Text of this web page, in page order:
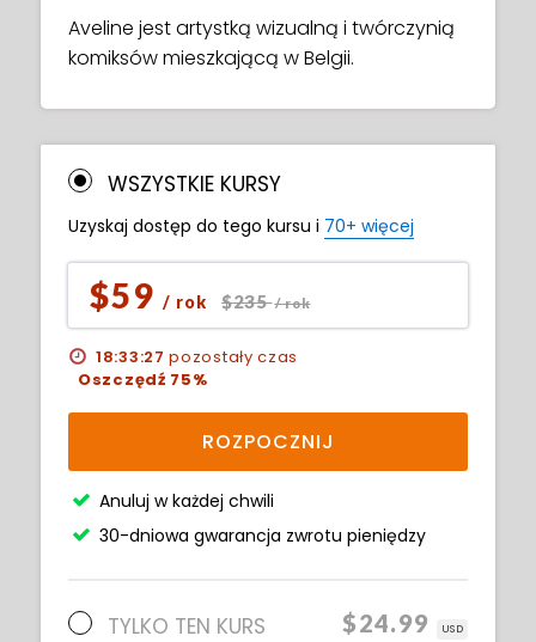
Aveline jest artystką wizualną i twórczynią
komiksów mieszkającą w Belgii.
WSZYSTKIE KURSY
Uzyskaj dostęp do tego kursu i 70+ więcej
$59 / rok $235/ rok
18:33:25 pozostały czas
Oszczędź 75%
ROZPOCZNIJ
Anuluj w każdej chwili
30-dniowa gwarancja zwrotu pieniędzy
TYLKO TEN KURS $24.99 USD